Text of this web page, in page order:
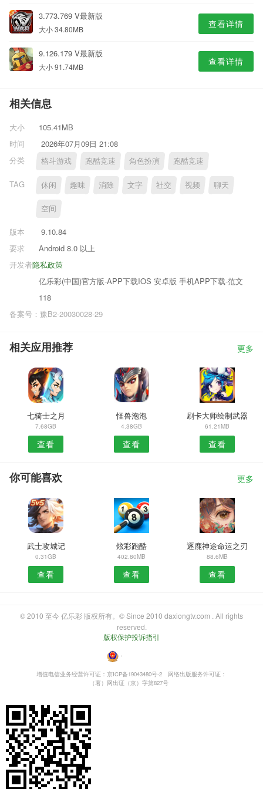
3.773.769 V最新版
大小 34.80MB 查看详情
9.126.179 V最新版
大小 91.74MB 查看详情
相关信息
大小
105.41MB
时间
2026年07月09日 21:08
分类
格斗游戏 跑酷竞速 角色扮演 跑酷竞速
TAG 休闲 趣味 消除 文字 社交 视频 聊天
空间
版本
9.10.84
要求
Android 8.0 以上
隐私政策
开发者
亿乐彩(中国)官方版-APP下载IOS 安卓版 手机APP下载-范文
118
备案号：豫B2-20030028-29
相关应用推荐 更多
七骑士之月
7.68GB
查看
怪兽泡泡
4.38GB
查看
刷卡大师绘制武器
61.21MB
查看
你可能喜欢 更多
武士攻城记
0.31GB
查看
炫彩跑酷
402.80MB
查看
逐鹿神途命运之刃
88.6MB
查看
© 2010 至今 亿乐彩 版权所有。© Since 2010 daxiongtv.com . All rights
reserved.
版权保护投诉指引
・
增值电信业务经营许可证：京ICP备19043480号-2
网络出版服务许可证：
（署）网出证（京）字第827号